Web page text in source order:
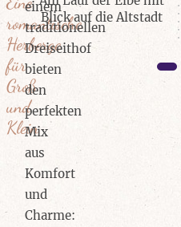
romantische
Herberge
für
Groß
und
Klein
einem
traditionellen
Dreiseithof
bieten
den
perfekten
Mix
aus
Komfort
und
Charme:
Blick auf die Altstadt